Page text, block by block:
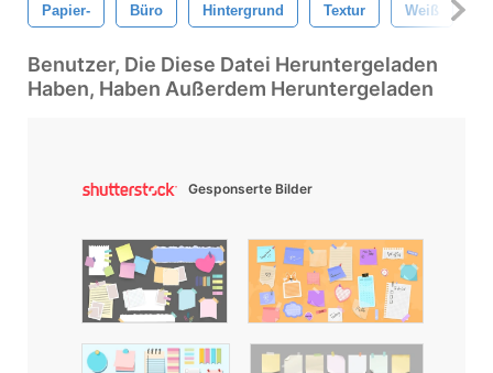
Papier- Büro Hintergrund Textur Weiß
Benutzer, Die Diese Datei Heruntergeladen
Haben, Haben Außerdem Heruntergeladen
Gesponserte Bilder